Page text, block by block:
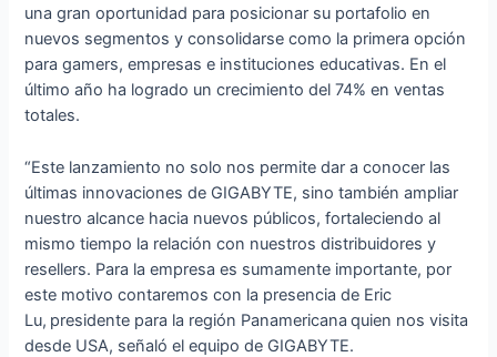
una gran oportunidad para posicionar su portafolio en
nuevos segmentos y consolidarse como la primera opción
para gamers, empresas e instituciones educativas. En el
último año ha logrado un crecimiento del 74% en ventas
totales.
“Este lanzamiento no solo nos permite dar a conocer las
últimas innovaciones de GIGABYTE, sino también ampliar
nuestro alcance hacia nuevos públicos, fortaleciendo al
mismo tiempo la relación con nuestros distribuidores y
resellers. Para la empresa es sumamente importante, por
este motivo contaremos con la presencia de Eric
Lu, presidente para la región Panamericana quien nos visita
desde USA, señaló el equipo de GIGABYTE.